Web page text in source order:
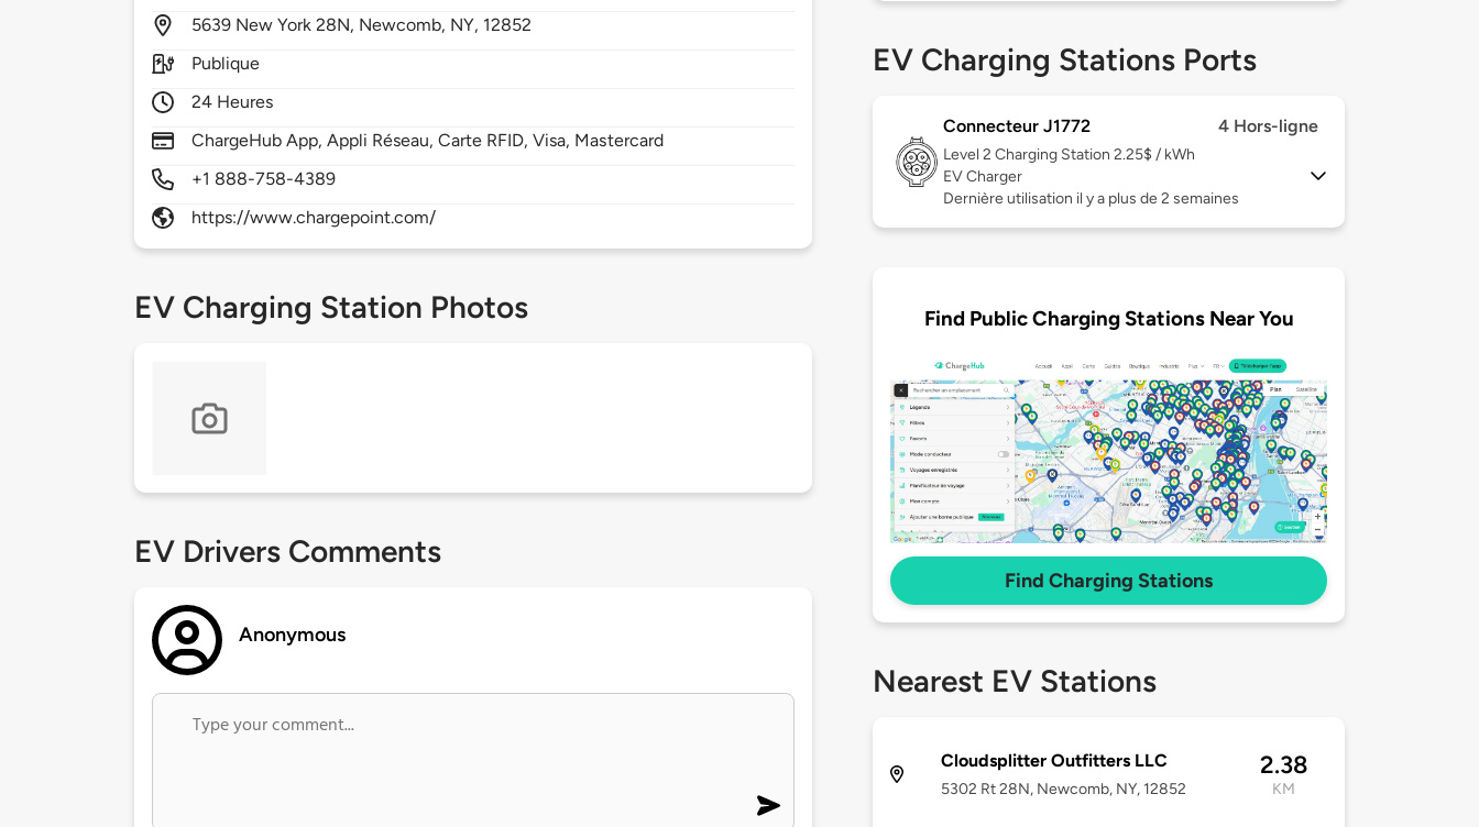
5639 New York 28N, Newcomb, NY, 12852
Publique
24 Heures
ChargeHub App, Appli Réseau, Carte RFID, Visa, Mastercard
+1 888-758-4389
https://www.chargepoint.com/
EV Charging Station Photos
EV Drivers Comments
Anonymous
EV Charging Stations Ports
Connecteur J1772 4 Hors-ligne
Level 2 Charging Station 2.25$ / kWh
EV Charger
Dernière utilisation il y a plus de 2 semaines
Find Public Charging Stations Near You
Find Charging Stations
Nearest EV Stations
Cloudsplitter Outfitters LLC
5302 Rt 28N, Newcomb, NY, 12852
2.38
KM